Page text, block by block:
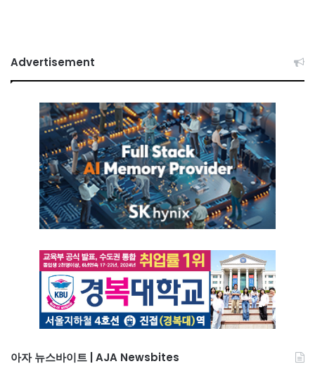
Advertisement
아자 뉴스바이트 | AJA Newsbites